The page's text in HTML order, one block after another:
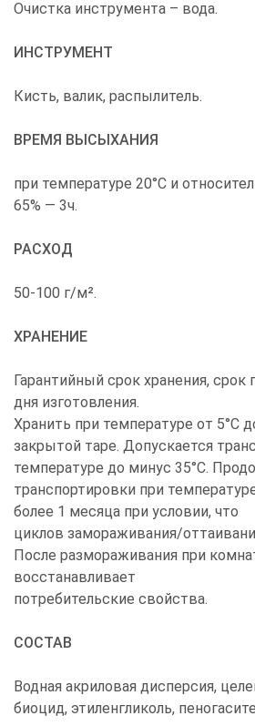
Очистка инструмента – вода.
ИНСТРУМЕНТ
Кисть, валик, распылитель.
ВРЕМЯ ВЫСЫХАНИЯ
при температуре 20°С и
65% — 3ч.
РАСХОД
50-100 г/м².
ХРАНЕНИЕ
Гарантийный срок хранения, срок
дня изготовления.
Хранить при температуре от 5°С
закрытой таре. Допускается
температуре до минус 35°С.
транспортировки при
более 1 месяца при условии, что
циклов замораживания/
После размораживания при
восстанавливает
потребительские свойства.
СОСТАВ
Водная акриловая дисперсия,
биоцид, этиленгликоль,